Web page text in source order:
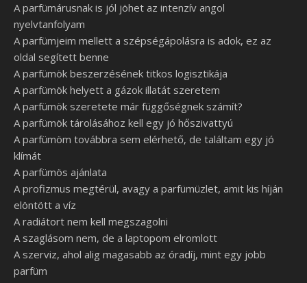
A parfümárusnak is jól jöhet az intenzív angol
nyelvtanfolyam
A parfümjeim mellett a szépségápolásra is adok, ez az
oldal segített benne
A parfümök beszerzésének titkos logisztikája
A parfümök helyett a gázok illatát szeretem
A parfümök szeretete már függőségnek számít?
A parfümök tárolásához kell egy jó hőszivattyú
A parfümöm továbbra sem elérhető, de találtam egy jó
klímát
A parfümös ajánlata
A profizmus megtérül, avagy a parfümüzlet, amit kis híján
elöntött a víz
A radiátort nem kell megszagolni
A szaglásom nem, de a laptopom elromlott
A szerviz, ahol alig magasabb az óradíj, mint egy jobb
parfüm